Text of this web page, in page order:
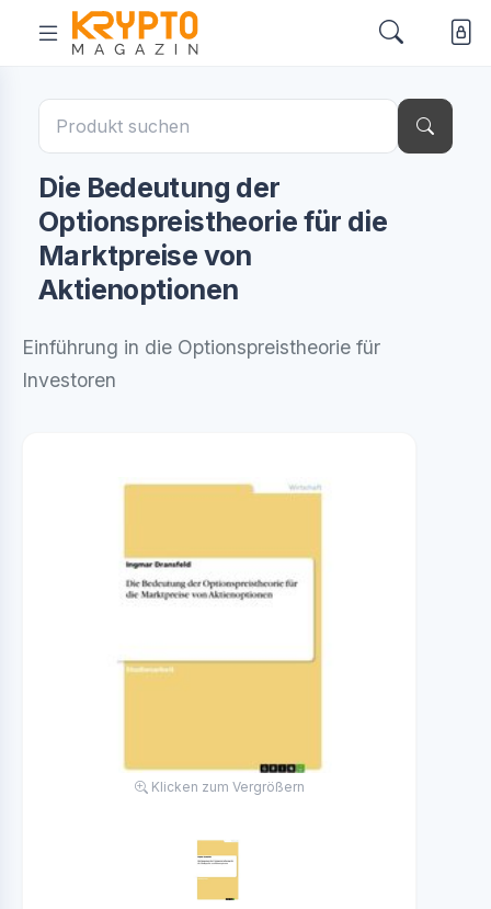
Die Bedeutung der
Optionspreistheorie für die
Marktpreise von
Aktienoptionen
Einführung in die Optionspreistheorie für
Investoren
Klicken zum Vergrößern